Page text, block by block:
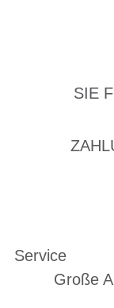
SIE
Service
Große